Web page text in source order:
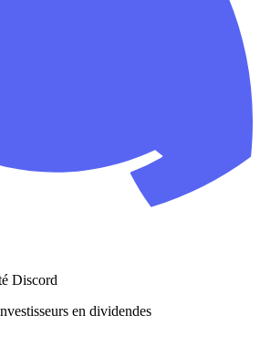
Discord
en dividendes